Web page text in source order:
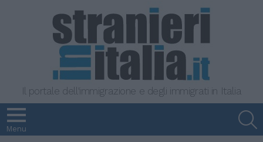
Il portale dell'immigrazione e degli immigrati in Italia
Menu